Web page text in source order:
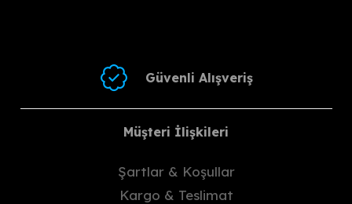
Güvenli Alışveriş
Müşteri İlişkileri
Şartlar & Koşullar
Kargo & Teslimat